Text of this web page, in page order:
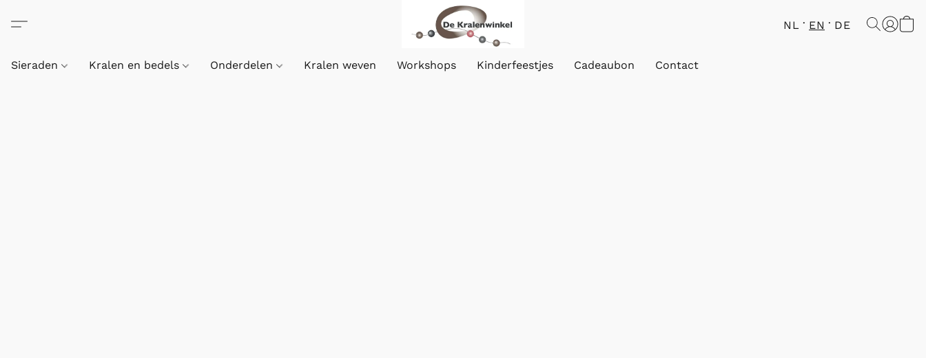
NL EN DE
Sieraden Kralen en bedels Onderdelen Kralen weven Workshops Kinderfeestjes Cadeaubon Contact